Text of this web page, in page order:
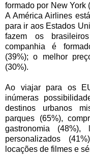
formado por New York
A América Airlines
para ir aos Estados
fazem os
companhia é
(39%); o melhor
(30%).
Ao viajar para os
inúmeras
destinos urbanos
parques (65%),
gastronomia (48%),
personalizados
locações de filmes e